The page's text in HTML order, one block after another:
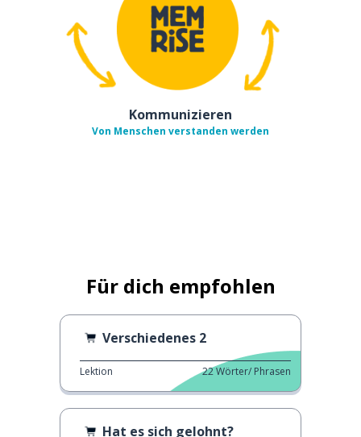
Kommunizieren
Von Menschen verstanden werden
Für dich empfohlen
Verschiedenes 2
Lektion 22Wörter/ Phrasen
Hat es sich gelohnt?